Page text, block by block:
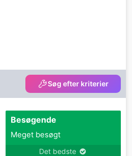
Søg efter kriterier
Besøgende
Meget besøgt
Det bedste